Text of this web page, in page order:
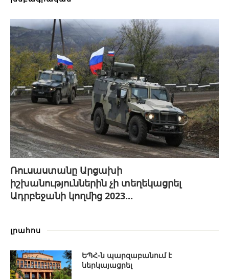
Ռուսաստանը Արցախի
իշխանություններին չի տեղեկացրել
Ադրբեջանի կողմից 2023...
լրահոս
ԵՊՀ-ն պարզաբանում է
ներկայացրել